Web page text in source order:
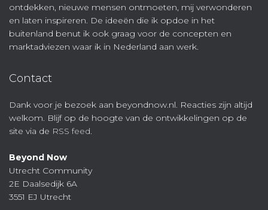
ontdekken, nieuwe mensen ontmoeten, mij verwonderen
en laten inspireren. De ideeën die ik opdoe in het
buitenland benut ik ook graag voor de concepten en
marktadviezen waar ik in Nederland aan werk.
Contact
Dank voor je bezoek aan beyondnow.nl. Reacties zijn altijd
welkom. Blijf op de hoogte van de ontwikkelingen op de
site via de RSS feed.
Beyond Now
Utrecht Community
2E Daalsedijk 6A
3551 EJ Utrecht